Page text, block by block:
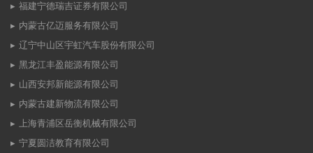
福建宁德瑞吉证券有限公司
内蒙古亿迈服务有限公司
辽宁中山区宇虹汽车股份有限公司
黑龙江丰盈能源有限公司
山西安邦新能源有限公司
内蒙古建新物流有限公司
上海青浦区岳衡机械有限公司
宁夏圆洁教育有限公司